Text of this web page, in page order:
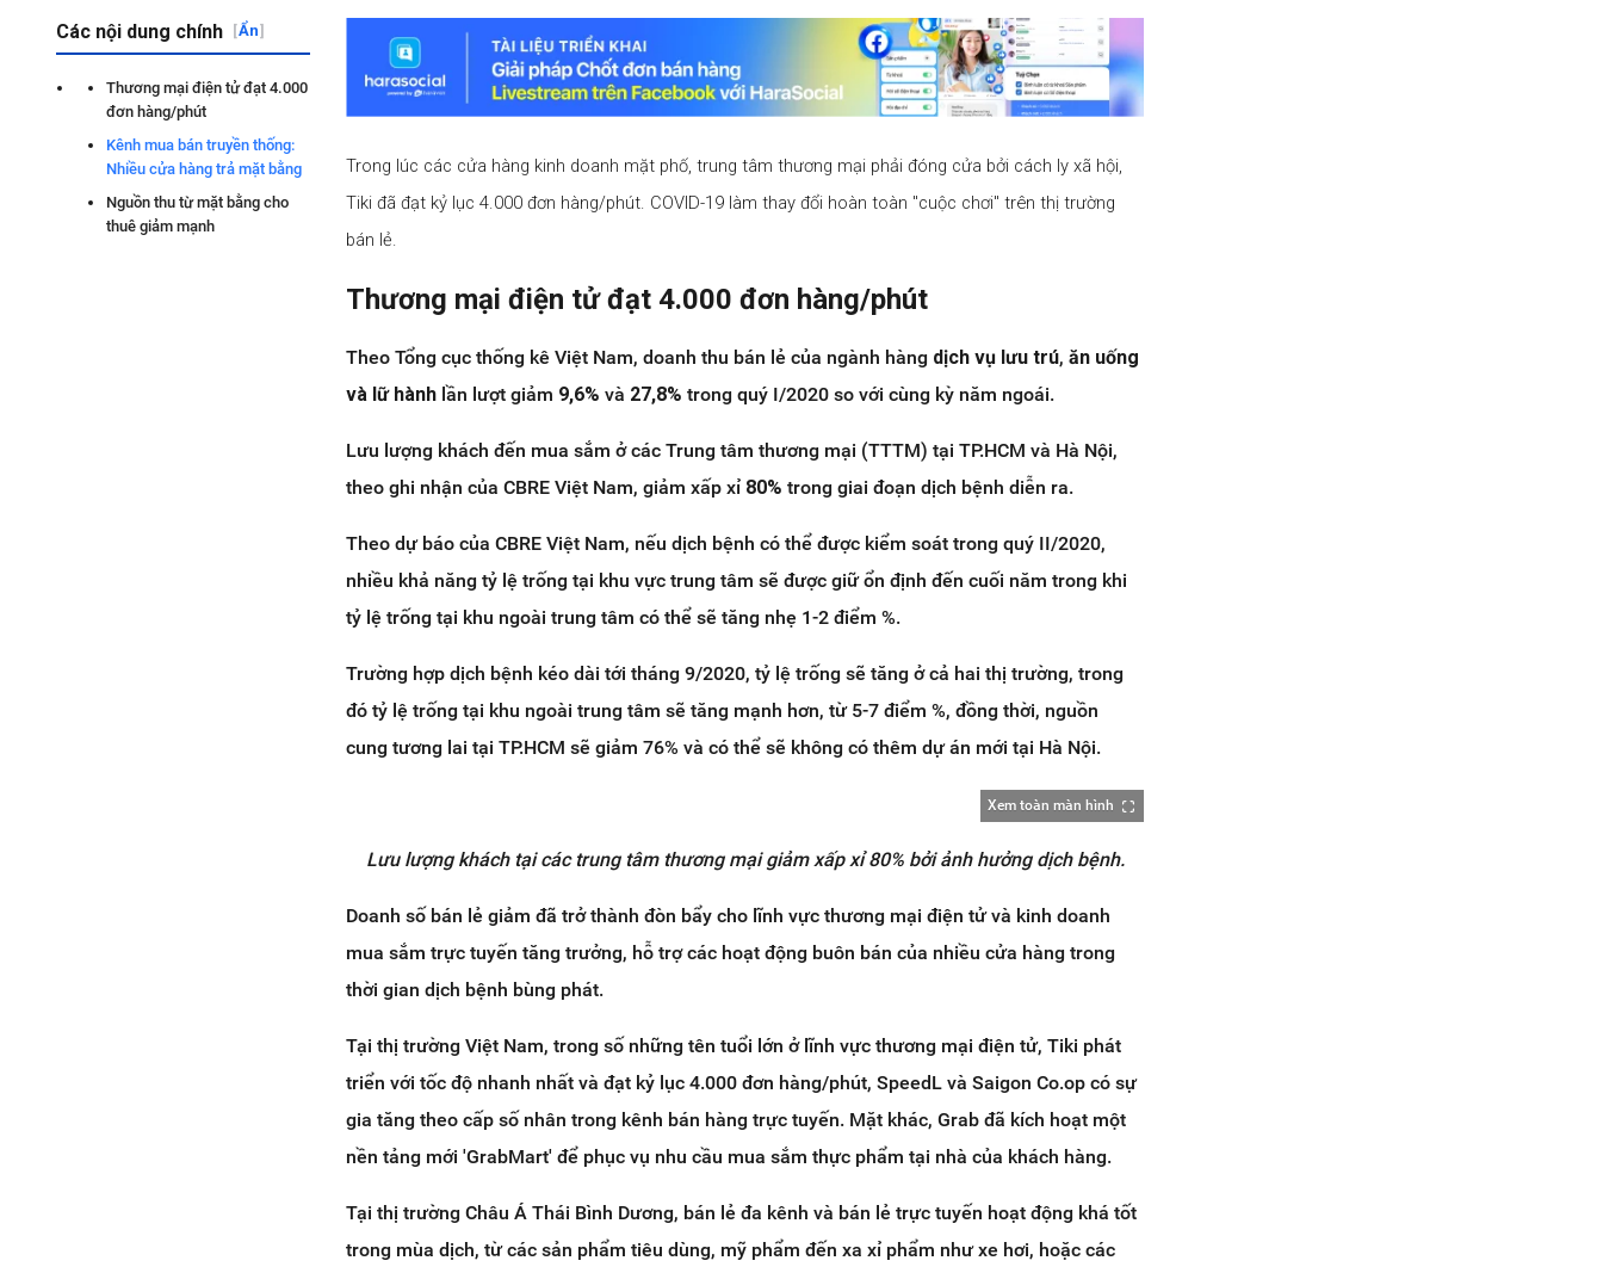
Các nội dung chính [Ẩn]
Thương mại điện tử đạt 4.000
đơn hàng/phút
Kênh mua bán truyền thống:
Nhiều cửa hàng trả mặt bằng
Nguồn thu từ mặt bằng cho
thuê giảm mạnh
Trong lúc các cửa hàng kinh doanh mặt phố, trung tâm thương mại phải đóng cửa bởi cách ly xã hội,
Tiki đã đạt kỷ lục 4.000 đơn hàng/phút. COVID-19 làm thay đổi hoàn toàn "cuộc chơi" trên thị trường
bán lẻ.
Thương mại điện tử đạt 4.000 đơn hàng/phút
Theo Tổng cục thống kê Việt Nam, doanh thu bán lẻ của ngành hàng dịch vụ lưu trú,ăn uống
và lữ hành lần lượt giảm 9,6% và 27,8% trong quý I/2020 so với cùng kỳ năm ngoái.
Lưu lượng khách đến mua sắm ở các Trung tâm thương mại (TTTM) tại TP.HCM và Hà Nội,
theo ghi nhận của CBRE Việt Nam, giảm xấp xỉ 80% trong giai đoạn dịch bệnh diễn ra.
Theo dự báo của CBRE Việt Nam, nếu dịch bệnh có thể được kiểm soát trong quý II/2020,
nhiều khả năng tỷ lệ trống tại khu vực trung tâm sẽ được giữ ổn định đến cuối năm trong khi
tỷ lệ trống tại khu ngoài trung tâm có thể sẽ tăng nhẹ 1-2 điểm %.
Trường hợp dịch bệnh kéo dài tới tháng 9/2020, tỷ lệ trống sẽ tăng ở cả hai thị trường, trong
đó tỷ lệ trống tại khu ngoài trung tâm sẽ tăng mạnh hơn, từ 5-7 điểm %, đồng thời, nguồn
cung tương lai tại TP.HCM sẽ giảm 76% và có thể sẽ không có thêm dự án mới tại Hà Nội.
Xem toàn màn hình
Lưu lượng khách tại các trung tâm thương mại giảm xấp xỉ 80% bởi ảnh hưởng dịch bệnh.
Doanh số bán lẻ giảm đã trở thành đòn bẩy cho lĩnh vực thương mại điện tử và kinh doanh
mua sắm trực tuyến tăng trưởng, hỗ trợ các hoạt động buôn bán của nhiều cửa hàng trong
thời gian dịch bệnh bùng phát.
Tại thị trường Việt Nam, trong số những tên tuổi lớn ở lĩnh vực thương mại điện tử, Tiki phát
triển với tốc độ nhanh nhất và đạt kỷ lục 4.000 đơn hàng/phút, SpeedL và Saigon Co.op có sự
gia tăng theo cấp số nhân trong kênh bán hàng trực tuyến. Mặt khác, Grab đã kích hoạt một
nền tảng mới 'GrabMart' để phục vụ nhu cầu mua sắm thực phẩm tại nhà của khách hàng.
Tại thị trường Châu Á Thái Bình Dương, bán lẻ đa kênh và bán lẻ trực tuyến hoạt động khá tốt
trong mùa dịch, từ các sản phẩm tiêu dùng, mỹ phẩm đến xa xỉ phẩm như xe hơi, hoặc các